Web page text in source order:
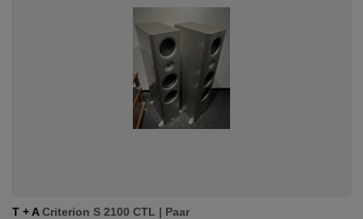
T + ACriterion S 2100 CTL | Paar